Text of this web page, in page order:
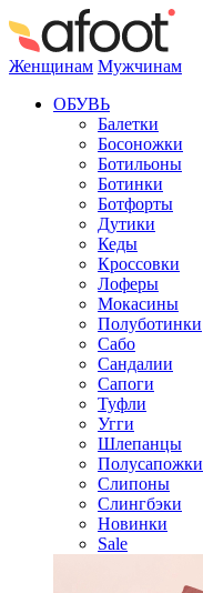
Женщинам Мужчинам
ОБУВЬ
Балетки
Босоножки
Ботильоны
Ботинки
Ботфорты
Дутики
Кеды
Кроссовки
Лоферы
Мокасины
Полуботинки
Сабо
Сандалии
Сапоги
Туфли
Угги
Шлепанцы
Полусапожки
Слипоны
Слингбэки
Новинки
Sale